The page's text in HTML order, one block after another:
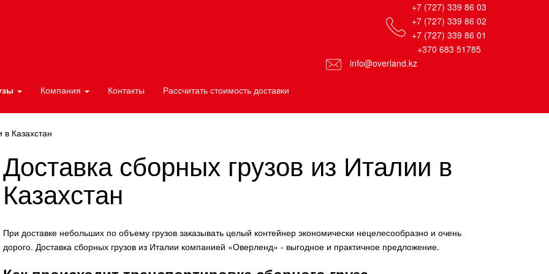
Компания Контакты Рассчитать стоимость доставки
+7 (727) 339 86 03
+7 (727) 339 86 02
+7 (727) 339 86 01
+370 683 51785
info@overland.kz
Казахстан
Доставка сборных грузов из Италии в
Казахстан
При доставке небольших по объему грузов заказывать целый контейнер экономически нецелесообразно и очень
дорого. Доставка сборных грузов из Италии компанией «Оверленд» - выгодное и практичное предложение.